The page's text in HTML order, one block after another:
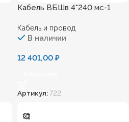
Кабель ВБШв 4*240 мс-1
Кабель и провод
В наличии
12 401,00 ₽
Артикул:722